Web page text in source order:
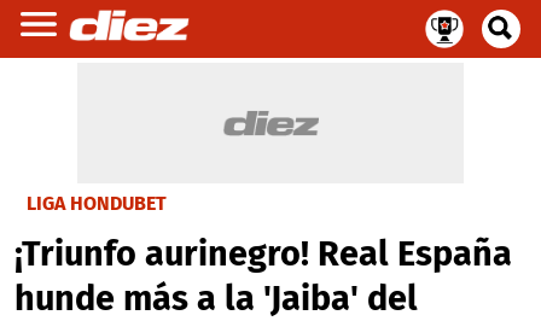
LIGA HONDUBET
¡Triunfo aurinegro! Real España
hunde más a la 'Jaiba' del